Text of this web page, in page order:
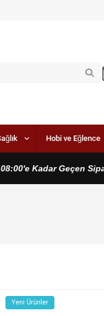
Hobi ve Eğlence
Kadar Geçen
Yeni Ürünler